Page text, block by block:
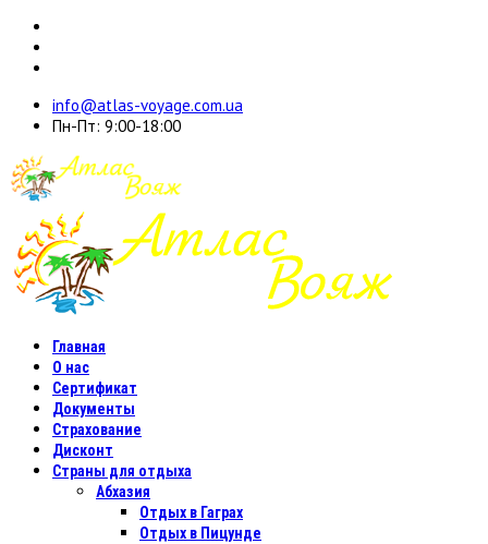
info@atlas-voyage.com.ua
Пн-Пт: 9:00-18:00
Главная
О нас
Сертификат
Документы
Страхование
Дисконт
Страны для отдыха
Абхазия
Отдых в Гаграх
Отдых в Пицунде